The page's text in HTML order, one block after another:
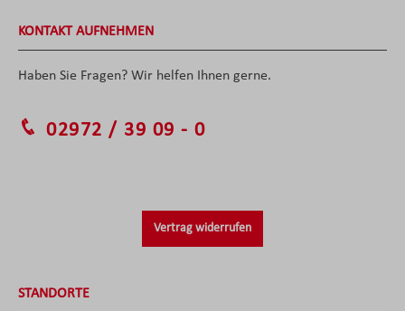
KONTAKT AUFNEHMEN
Haben Sie Fragen? Wir helfen Ihnen gerne.
02972 / 39 09 - 0
Vertrag widerrufen
STANDORTE